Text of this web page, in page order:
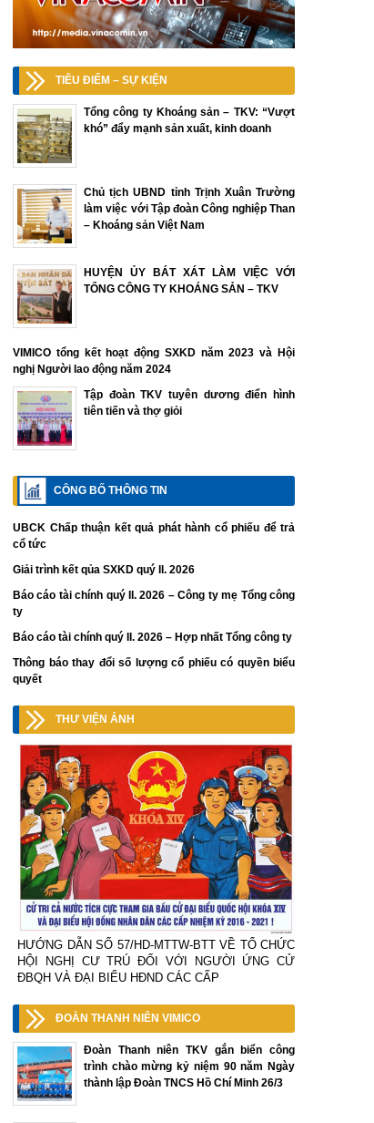
TIÊU ĐIỂM – SỰ KIỆN
Tổng công ty Khoáng sản – TKV: “Vượt
khó” đẩy mạnh sản xuất, kinh doanh
Chủ tịch UBND tỉnh Trịnh Xuân Trường
làm việc với Tập đoàn Công nghiệp Than
– Khoáng sản Việt Nam
HUYỆN ỦY BÁT XÁT LÀM VIỆC VỚI
TỔNG CÔNG TY KHOÁNG SẢN – TKV
VIMICO tổng kết hoạt động SXKD năm 2023 và Hội
nghị Người lao động năm 2024
Tập đoàn TKV tuyên dương điển hình
tiên tiến và thợ giỏi
CÔNG BỐ THÔNG TIN
UBCK Chấp thuận kết quả phát hành cổ phiếu để trả
cổ tức
Giải trình kết qủa SXKD quý II. 2026
Báo cáo tài chính quý II. 2026 – Công ty mẹ Tổng công
ty
Báo cáo tài chính quý II. 2026 – Hợp nhất Tổng công ty
Thông báo thay đổi số lượng cổ phiếu có quyền biểu
quyết
THƯ VIỆN ẢNH
HƯỚNG DẪN SỐ 57/HD-MTTW-BTT VỀ TỔ CHỨC
HỘI NGHỊ CƯ TRÚ ĐỐI VỚI NGƯỜI ỨNG CỬ
ĐBQH VÀ ĐẠI BIỂU HĐND CÁC CẤP
ĐOÀN THANH NIÊN VIMICO
Đoàn Thanh niên TKV gắn biển công
trình chào mừng kỷ niệm 90 năm Ngày
thành lập Đoàn TNCS Hồ Chí Minh 26/3